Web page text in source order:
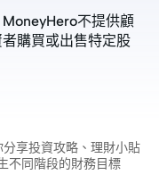
不提供顧
購買或出售特定股
不提供顧
購買或出售特定股
享投資攻略、理財小貼
不同階段的財務目標